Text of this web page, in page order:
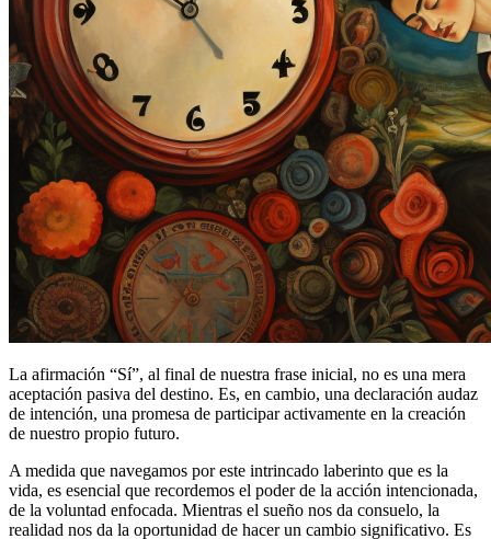
La afirmación “Sí”, al final de nuestra frase inicial, no es una mera
aceptación pasiva del destino. Es, en cambio, una declaración audaz
de intención, una promesa de participar activamente en la creación
de nuestro propio futuro.
A medida que navegamos por este intrincado laberinto que es la
vida, es esencial que recordemos el poder de la acción intencionada,
de la voluntad enfocada. Mientras el sueño nos da consuelo, la
realidad nos da la oportunidad de hacer un cambio significativo. Es